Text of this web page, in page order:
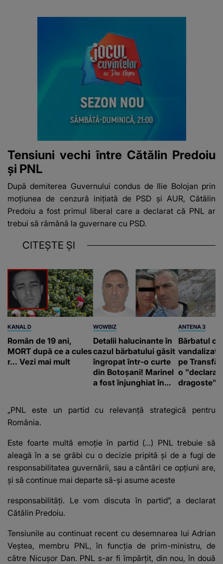
Tensiuni vechi între Cătălin Predoiu
și PNL
După demiterea Guvernului condus de Ilie Bolojan prin
moțiunea de cenzură inițiată de PSD și AUR, Cătălin
Predoiu a fost primul liberal care a declarat că PNL ar
trebui să rămână la guvernare cu PSD.
CITEȘTE ȘI
KANAL D
Român de 19 ani,
MORT după ce a cules
r... Vezi mai mult
WOWBIZ
Detalii halucinante în
cazul bărbatului găsit
îngropat într-o curte
din Botoșani! Marinel
a fost înjunghiat în
suspecți
ANTENA 3
Bărbatul
vandalizat
pe
o
dragoste"
„PNL este un partid cu relevanţă strategică pentru
România.
Este foarte multă emoţie în partid (…) PNL trebuie să
aleagă în a se grăbi cu o decizie pripită şi de a fugi de
responsabilitatea guvernării, sau a cântări ce opţiuni are,
şi să continue mai departe să-şi asume aceste
responsabilităţi. Le vom discuta în partid”, a declarat
Cătălin Predoiu.
Tensiunile au continuat recent cu desemnarea lui Adrian
Veștea, membru PNL, în funcția de prim-ministru, de
către Nicușor Dan. PNL s-ar fi împărțit, din nou, în două